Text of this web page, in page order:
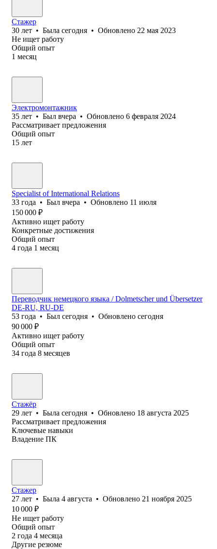
Стажер
30 лет • Была сегодня • Обновлено 22 мая 2023
Не ищет работу
Общий опыт
1 месяц
Электромонтажник
35 лет • Был вчера • Обновлено 6 февраля 2024
Рассматривает предложения
Общий опыт
15 лет
Specialist of International Relations
33 года • Был вчера • Обновлено 11 июля
150 000 ₽
Активно ищет работу
Конкретные достижения
Общий опыт
4 года 1 месяц
Переводчик немецкого языка / Dolmetscher und Übersetzer
DE-RU, RU-DE
53 года • Был сегодня • Обновлено сегодня
90 000 ₽
Активно ищет работу
Общий опыт
34 года 8 месяцев
Стажёр
29 лет • Была сегодня • Обновлено 18 августа 2025
Рассматривает предложения
Ключевые навыки
Владение ПК
Стажер
27 лет • Была 4 августа • Обновлено 21 ноября 2025
10 000 ₽
Не ищет работу
Общий опыт
2 года 4 месяца
Другие резюме